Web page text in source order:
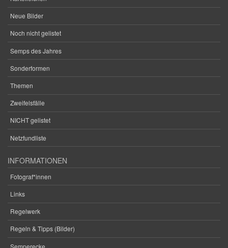
Neue Bilder
Noch nicht gelistet
Semps des Jahres
Sonderformen
Themen
Zweifelsfälle
NICHT gelistet
Netzfundliste
INFORMATIONEN
Fotograf*innen
Links
Regelwerk
Regeln & Tipps (Bilder)
Semperecke